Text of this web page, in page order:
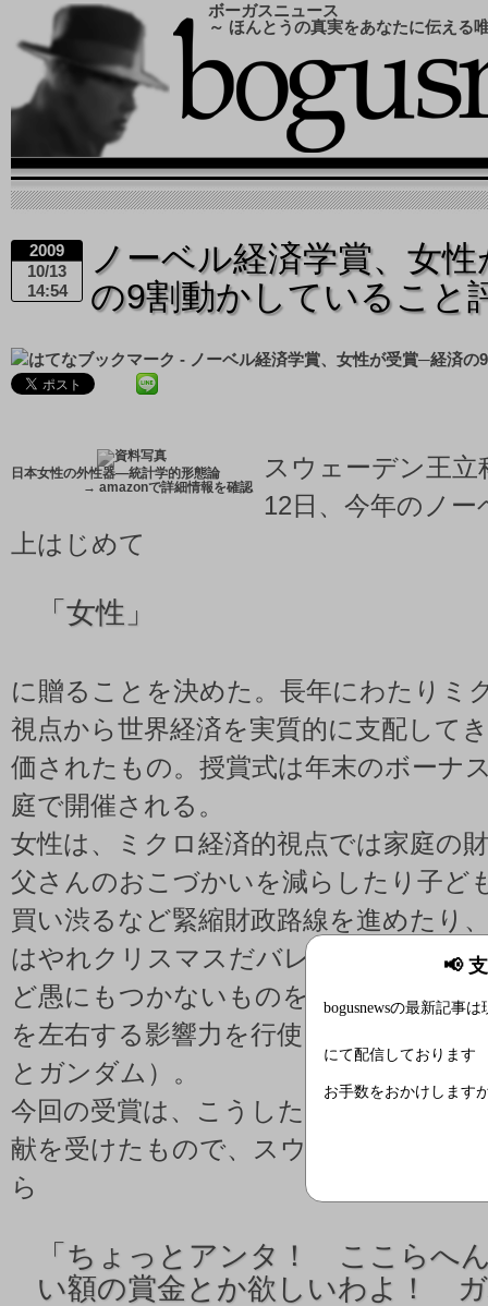
📢
bogusnewsの最新記事は
にて配信しております
お手数をおかけします
ボーガスニュース
～ ほんとうの真実をあなたに伝える
2009
10/13
14:54
ノーベル経済学賞、女
の9割動かしていること
日本女性の外性器―統計学的形態論
→ amazonで詳細情報を確認
スウェーデン王
12日、今年のノ
上はじめて
「 女性」
に贈ることを決めた。長年にわたりミ
視点から世界経済を実質的に支配して
価されたもの。授賞式は年末のボーナ
庭で開催される。
女性は、ミクロ経済的視点では家庭の
父さんのおこづかいを減らしたり子ど
買い渋るなど緊縮財政路線を進めたり
はやれクリスマスだバレンタインだと
ど愚にもつかないものを欲しがり、世
を左右する影響力を行使してきた（残
とガンダム）。
今回の受賞は、こうした長年にわたる
献を受けたもので、スウェーデンの委
ら
「 ちょっとアンタ！ ここらへ
い額の賞金とか欲しいわよ！